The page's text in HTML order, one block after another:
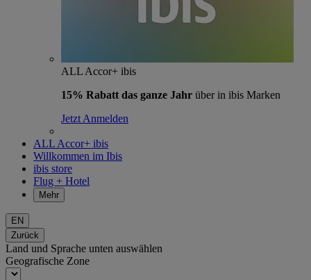
ALL Accor+ ibis
15% Rabatt das ganze Jahr über in ibis Marken
Jetzt Anmelden
ALL Accor+ ibis
Willkommen im Ibis
ibis store
Flug + Hotel
Mehr
EN
Zurück
Land und Sprache unten auswählen
Geografische Zone